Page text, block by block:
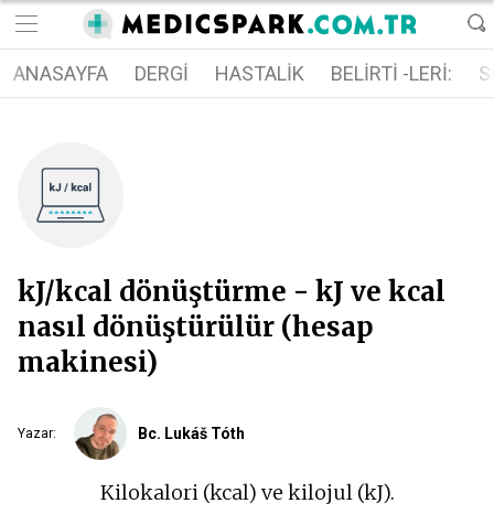
ANASAYFA DERGI HASTALIK BELIRTI -LERI:
kJ/kcal dönüştürme - kJ ve kcal
nasıl dönüştürülür (hesap
makinesi)
Yazar: Bc. Lukáš Tóth
Kilokalori (kcal) ve kilojul (kJ).